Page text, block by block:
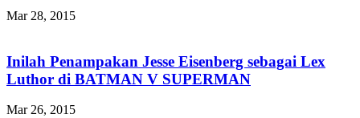
Mar 28, 2015
Inilah Penampakan Jesse Eisenberg sebagai Lex
Luthor di BATMAN V SUPERMAN
Mar 26, 2015